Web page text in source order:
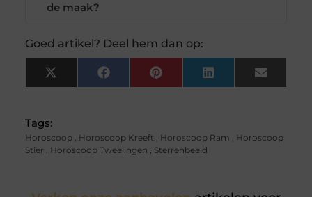
de maak?
Goed artikel? Deel hem dan op:
X
(Twitter)
FacebookPinterest LinkedIn Email
Tags:
Horoscoop, Horoscoop Kreeft , Horoscoop Ram , Horoscoop
Stier , Horoscoop Tweelingen , Sterrenbeeld